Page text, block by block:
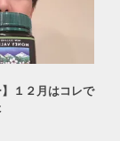
】１２月はコレで